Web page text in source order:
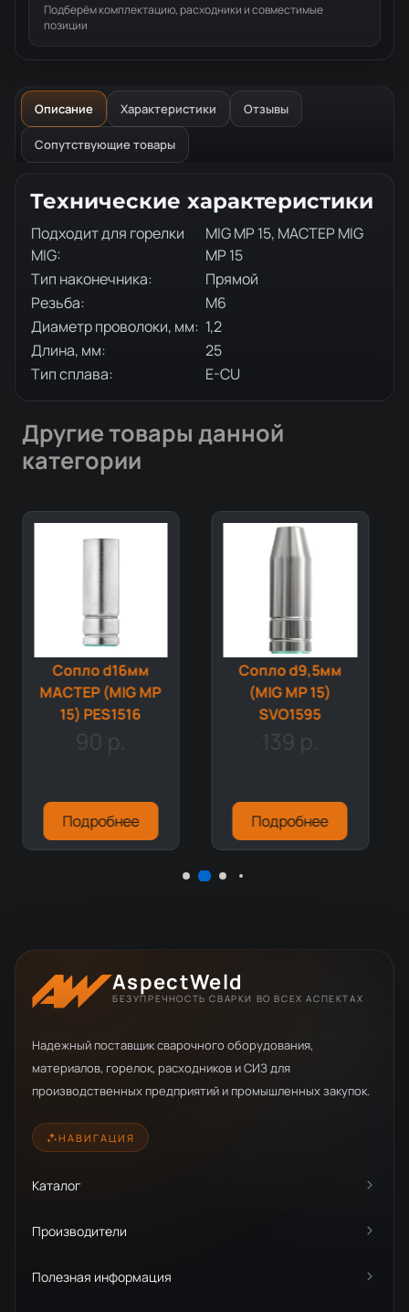
Подберём комплектацию, расходники и совместимые
позиции
Описание Характеристики Отзывы
Сопутствующие товары
Описание товара
Технические характеристики
Подходит для горелки
MIG:
MIG MP 15, МАСТЕР MIG
MP 15
Тип наконечника:
Прямой
Резьба:
М6
Диаметр проволоки, мм: 1,2
Длина, мм:
25
Тип сплава:
E-CU
Другие товары данной
категории
Сопло d16мм
МАСТЕР (MIG MP
15) PES1516
90 р.
Подробнее
Сопло d9,5мм
(MIG MP 15)
SVO1595
139 р.
Подробнее
AspectWeld
БЕЗУПРЕЧНОСТЬ СВАРКИ ВО ВСЕХ АСПЕКТАХ
Надежный поставщик сварочного оборудования,
материалов, горелок, расходников и СИЗ для
производственных предприятий и промышленных закупок.
НАВИГАЦИЯ
Каталог
Производители
Полезная информация